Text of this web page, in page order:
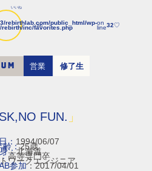
いいね
rebirthlab.com/public_html/wp-
rebirth/inc/favorites.php
on
line32♡
690
営業 修了生
FUN. 」
： 1994/06/07
齢：25歳
：北海道
高等専門卒
ワークエンジニア
参加：2017/04/01